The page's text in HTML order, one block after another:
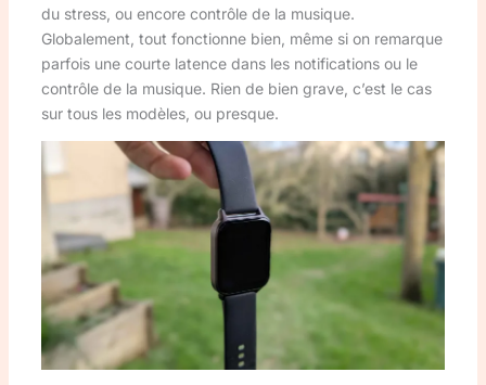
du stress, ou encore contrôle de la musique.
Globalement, tout fonctionne bien, même si on remarque
parfois une courte latence dans les notifications ou le
contrôle de la musique. Rien de bien grave, c’est le cas
sur tous les modèles, ou presque.